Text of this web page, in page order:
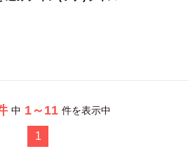
中 1～11 件を表示中
1